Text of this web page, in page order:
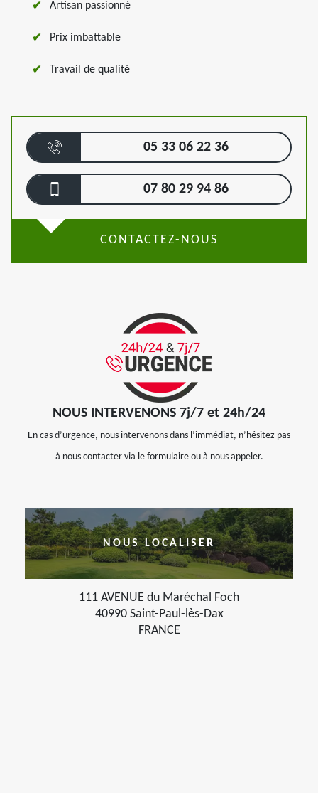
Artisan passionné
Prix imbattable
Travail de qualité
05 33 06 22 36
07 80 29 94 86
CONTACTEZ-NOUS
NOUS INTERVENONS 7j/7 et 24h/24
En cas d’urgence, nous intervenons dans l’immédiat, n’hésitez pas
à nous contacter via le formulaire ou à nous appeler.
NOUS LOCALISER
111 AVENUE du Maréchal Foch
40990 Saint-Paul-lès-Dax
FRANCE